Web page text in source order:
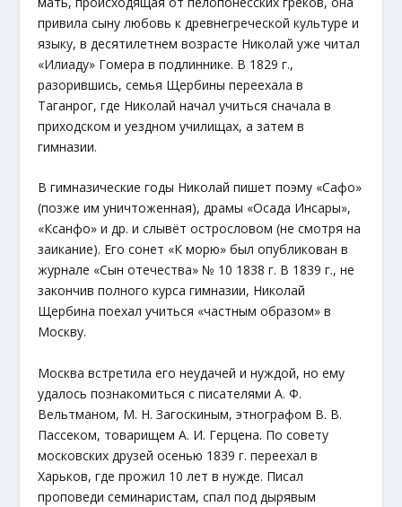
привила сыну любовь к древнегреческой культуре и
языку, в десятилетнем возрасте Николай уже читал
«Илиаду» Гомера в подлиннике. В 1829 г.,
разорившись, семья Щербины переехала в
Таганрог, где Николай начал учиться сначала в
приходском и уездном училищах, а затем в
гимназии.
В гимназические годы Николай пишет поэму «Сафо»
(позже им уничтоженная), драмы «Осада Инсары»,
«Ксанфо» и др. и слывёт острословом (не смотря на
заикание). Его сонет «К морю» был опубликован в
журнале «Сын отечества» № 10 1838 г. В 1839 г., не
закончив полного курса гимназии, Николай
Щербина поехал учиться «частным образом» в
Москву.
Москва встретила его неудачей и нуждой, но ему
удалось познакомиться с писателями А. Ф.
Вельтманом, М. Н. Загоскиным, этнографом В. В.
Пассеком, товарищем А. И. Герцена. По совету
московских друзей осенью 1839 г. переехал в
Харьков, где прожил 10 лет в нужде. Писал
проповеди семинаристам, спал под дырявым